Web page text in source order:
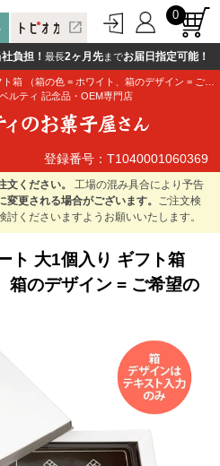
ルティ 記念品・OEM専門店
open_in_new
負担！ 最長2ヶ月先までお届日指定可能！
0
登録番号：T1040001060369
ください。
工場の混み具合により予告
更される場合がございます。
ご注文検
くださいますようお願いいたします。
登録番号：T1040001060369
ト 大1個入り ギフト箱
箱のデザイン = ご希望の